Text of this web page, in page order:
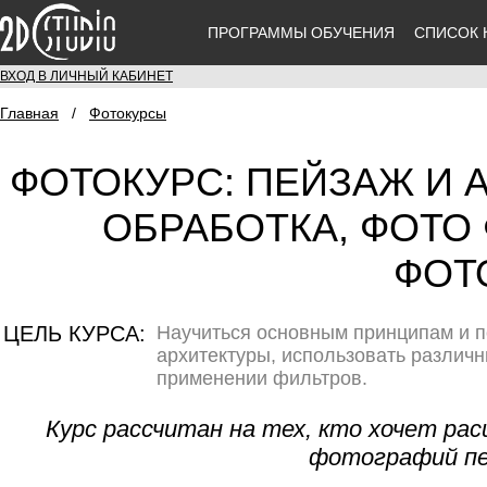
ПРОГРАММЫ ОБУЧЕНИЯ СПИСОК
ВХОД В ЛИЧНЫЙ КАБИНЕТ
Главная / Фотокурсы
ФОТОКУРС: ПЕЙЗАЖ И
ОБРАБОТКА,
ЦЕЛЬ КУРСА:
Научиться основным принципам и
архитектуры, использовать
применении фильтров.
Курс рассчитан на тех, кто хочет
фотографий